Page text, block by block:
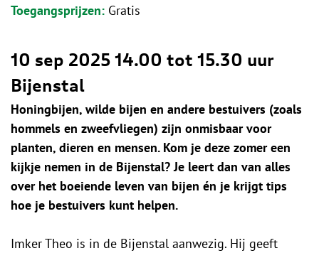
Toegangsprijzen Gratis
10 sep 2025 14.00 tot 15.30 uur
Bijenstal
Honingbijen, wilde bijen en andere bestuivers (zoals
hommels en zweefvliegen) zijn onmisbaar voor
planten, dieren en mensen. Kom je deze zomer een
kijkje nemen in de Bijenstal? Je leert dan van alles
over het boeiende leven van bijen én je krijgt tips
hoe je bestuivers kunt helpen.
Imker Theo is in de Bijenstal aanwezig. Hij geeft